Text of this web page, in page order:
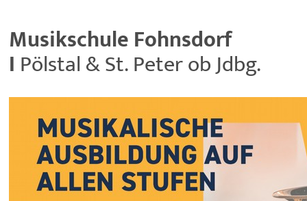
Musikschule Fohnsdorf
I Pölstal & St. Peter ob Jdbg.